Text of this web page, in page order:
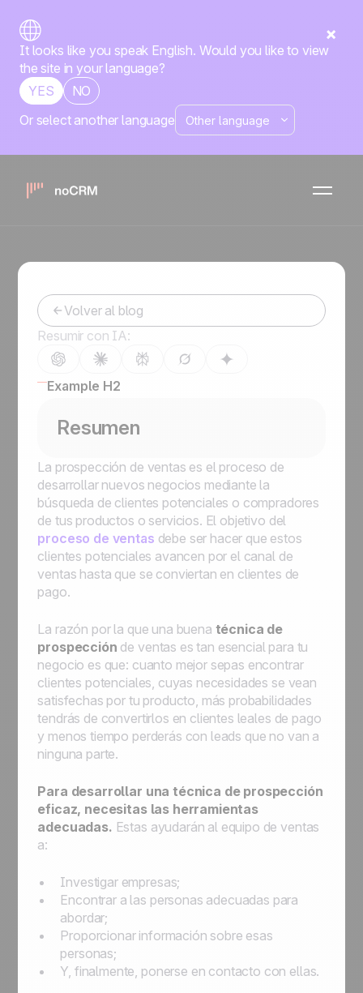
It looks like you speak English. Would you like to view
the site in your language?
YES
NO
Or select another language
Técnica de prospección de
ventas 101: optimiza tu
Volver al blog
Resumir con IA:
Example H2
Resumen
La prospección de ventas es el proceso de
desarrollar nuevos negocios mediante la
búsqueda de clientes potenciales o compradores
de tus productos o servicios. El objetivo del
proceso de ventas debe ser hacer que estos
clientes potenciales avancen por el canal de
ventas hasta que se conviertan en clientes de
pago.
La razón por la que una buena técnica de
prospección de ventas es tan esencial para tu
negocio es que: cuanto mejor sepas encontrar
clientes potenciales, cuyas necesidades se vean
satisfechas por tu producto, más probabilidades
tendrás de convertirlos en clientes leales de pago
y menos tiempo perderás con leads que no van a
ninguna parte.
Para desarrollar una técnica de prospección
eficaz, necesitas las herramientas
adecuadas. Estas ayudarán al equipo de ventas
a:
Investigar empresas;
Encontrar a las personas adecuadas para
abordar;
Proporcionar información sobre esas
personas;
Y, finalmente, ponerse en contacto con ellas.